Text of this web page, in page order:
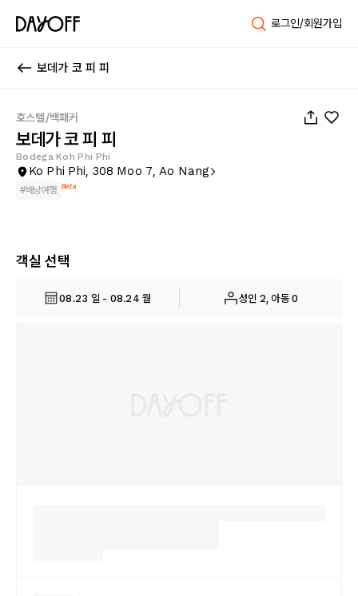
로그인/회원가입
보데가 코 피 피
호스텔/백패커
보데가 코 피 피
Bodega Koh Phi Phi
Ko Phi Phi, 308 Moo 7, Ao Nang
#배낭여행 Beta
객실 선택
08.23 일 - 08.24 월 성인 2, 아동 0